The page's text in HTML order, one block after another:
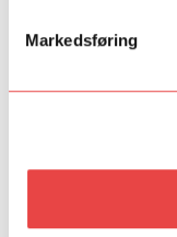
Markedsføring
NOR59 som har